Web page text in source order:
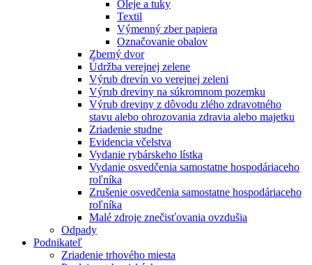
Oleje a tuky
Textil
Výmenný zber papiera
Označovanie obalov
Zberný dvor
Údržba verejnej zelene
Výrub drevín vo verejnej zeleni
Výrub dreviny na súkromnom pozemku
Výrub dreviny z dôvodu zlého zdravotného
stavu alebo ohrozovania zdravia alebo majetku
Zriadenie studne
Evidencia včelstva
Vydanie rybárskeho lístka
Vydanie osvedčenia samostatne hospodáriaceho
roľníka
Zrušenie osvedčenia samostatne hospodáriaceho
roľníka
Malé zdroje znečisťovania ovzdušia
Odpady
Podnikateľ
Zriadenie trhového miesta